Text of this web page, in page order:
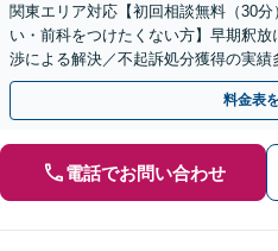
関東エリア対応【初回相談無料（30
い・前科をつけたくない方】早期釈
渉による解決／不起訴処分獲得の実
アにすぐご連絡を！【中国語対応可】
料金表
電話でお問い合わせ